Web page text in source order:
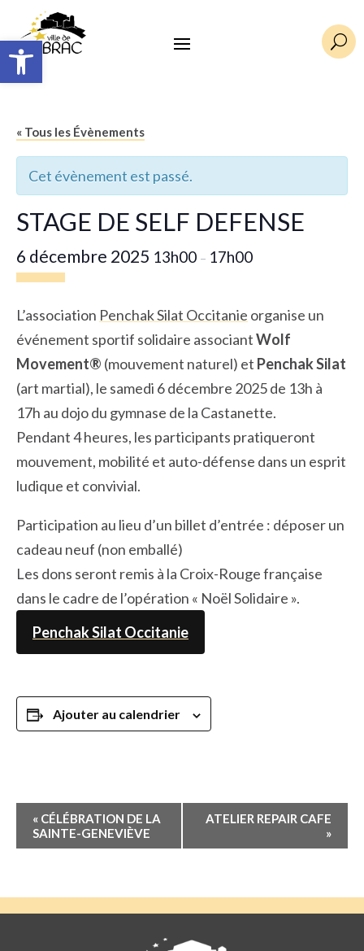
Ouvrir la barre d’outils U
« Tous les Évènements
Cet évènement est passé.
STAGE DE SELF DEFENSE
6 décembre 2025 13h00 – 17h00
L’association Penchak Silat Occitanie organise un
événement sportif solidaire associantWolf
Movement® (mouvement naturel) et Penchak Silat
(art martial), le samedi 6 décembre 2025 de 13h à
17h au dojo du gymnase de la Castanette.
Pendant 4 heures, les participants pratiqueront
mouvement, mobilité et auto-défense dans un esprit
ludique et convivial.
Participation au lieu d’un billet d’entrée : déposer un
cadeau neuf (non emballé)
Les dons seront remis à la Croix-Rouge française
dans le cadre de l’opération « Noël Solidaire ».
Penchak Silat Occitanie
Ajouter au calendrier
Navigation
Évènement
« CÉLÉBRATION DE LA
SAINTE-GENEVIÈVE
ATELIER REPAIR CAFE
»